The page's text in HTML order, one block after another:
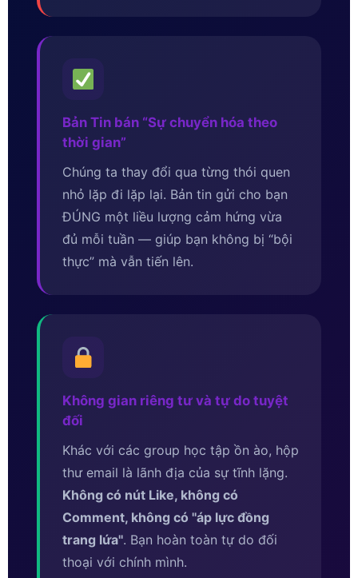
Bản Tin bán “Sự chuyển hóa theo
thời gian”
Chúng ta thay đổi qua từng thói quen
nhỏ lặp đi lặp lại. Bản tin gửi cho bạn
ĐÚNG một liều lượng cảm hứng vừa
đủ mỗi tuần — giúp bạn không bị “bội
thực” mà vẫn tiến lên.
Không gian riêng tư và tự do tuyệt
đối
Khác với các group học tập ồn ào, hộp
thư email là lãnh địa của sự tĩnh lặng.
Không có nút Like, không có
Comment, không có ''áp lực đồng
trang lứa''. Bạn hoàn toàn tự do đối
thoại với chính mình.